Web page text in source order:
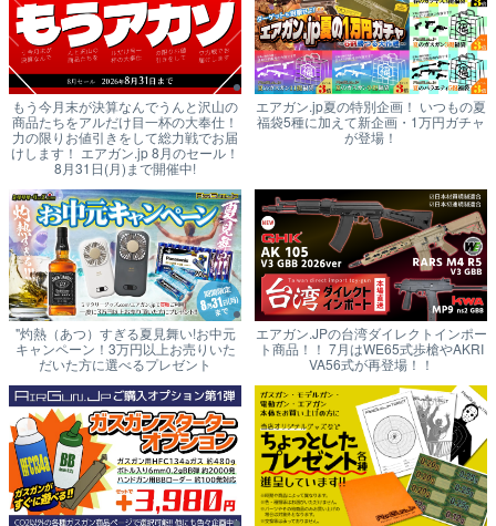
もう今月末が決算なんでうんと沢山の
商品たちをアルだけ目一杯の大奉仕！
力の限りお値引きをして総力戦でお届
けします！ エアガン.jp 8月のセール！
8月31日(月)まで開催中!
エアガン.jp夏の特別企画！ いつもの夏
福袋5種に加えて新企画・1万円ガチャ
が登場！
"灼熱（あつ）すぎる夏見舞い!お中元
キャンペーン！3万円以上お売りいた
だいた方に選べるプレゼント
エアガン.JPの台湾ダイレクトインポー
ト商品！！ 7月はWE65式歩槍やAKRI
VA56式が再登場！！